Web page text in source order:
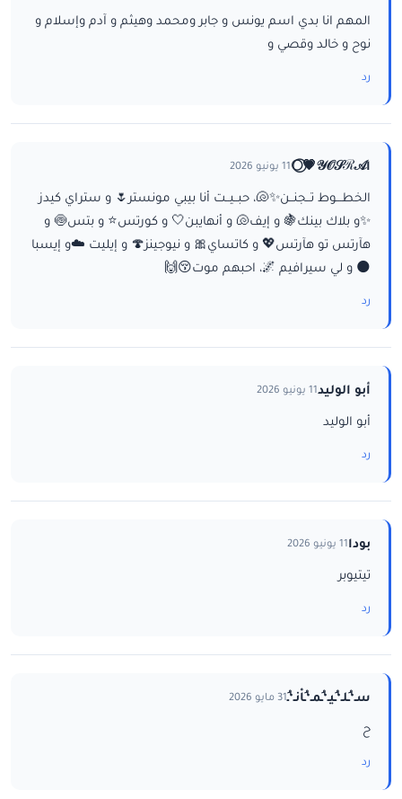
المهم انا بدي اسم يونس و جابر ومحمد وهيثم و آدم وإسلام و
نوح و خالد وقصي و
رد
ا𝒴𝒪𝒮ℛ𝒜💗⃝🌕 11 يونيو 2026
الخطـــوط تــجنــن✨🐚، حبــيــت أنا بيبي مونستر🌷 و ستراي كيدز
✨و بلاك بينك🍇 و إيف🐚 و أنهايبن🤍 و كورتس⭐ و بتس🍥 و
هآرتس تو هآرتس💖 و كاتساي🎀 و نيوجينز🍄 و إيليت ☁️و إيسبا
🌑 و لي سيرافيم 🌌، احبهم موت😚🙌
رد
أبو الوليد11 يونيو 2026
أبو الوليد
رد
بودا11 يونيو 2026
تيتيوبر
رد
سـ‘ـُلـ‘ـُيـ‘ـُمـ‘ـُاْنـ‘ـُ31 مايو 2026
ح
رد